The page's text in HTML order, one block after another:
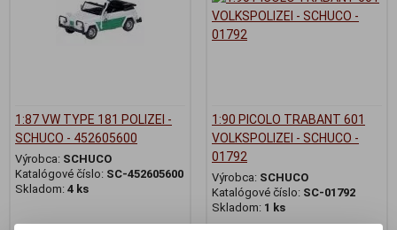
1:87 VW TYPE 181 POLIZEI -
SCHUCO - 452605600
Výrobca: SCHUCO
Katalógové číslo: SC-452605600
Skladom: 4 ks
1:90 PICOLO TRABANT 601
VOLKSPOLIZEI - SCHUCO -
01792
Výrobca: SCHUCO
Katalógové číslo: SC-01792
Skladom: 1 ks